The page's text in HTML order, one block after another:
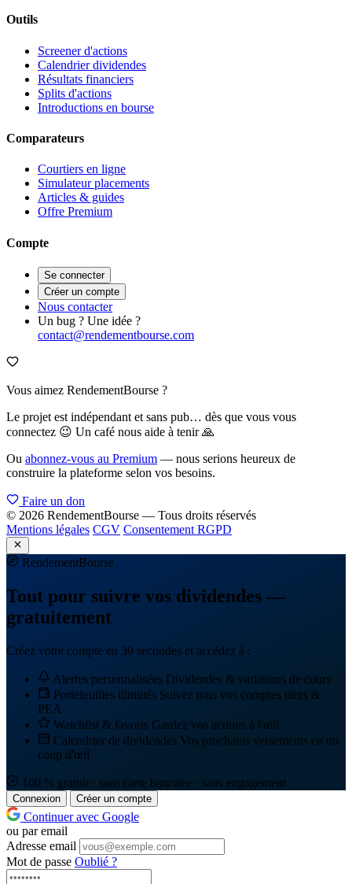
Outils
Screener d'actions
Calendrier dividendes
Résultats financiers
Splits d'actions
Introductions en bourse
Comparateurs
Courtiers en ligne
Simulateur placements
Articles & guides
Offre Premium
Compte
Se connecter
Créer un compte
Nous contacter
Un bug ? Une idée ?
contact@rendementbourse.com
Vous aimez RendementBourse ?
Le projet est indépendant et sans pub… dès que vous vous
connectez 😉 Un café nous aide à tenir 🙏
Ou abonnez-vous au Premium — nous serions heureux de
construire la plateforme selon vos besoins.
Faire un don
© 2026 RendementBourse — Tous droits réservés
Mentions légales CGV Consentement RGPD
RendementBourse
Tout pour suivre vos dividendes —
gratuitement
Créez votre compte en 30 secondes et accédez à :
Alertes personnalisées Dividendes & variations de cours
Portefeuilles illimités Suivez tous vos comptes titres &
PEA
Watchlist & favoris Gardez vos actions à l'œil
Calendrier de dividendes Vos prochains versements en un
coup d'œil
100 % gratuit · sans carte bancaire · sans engagement
Connexion Créer un compte
Continuer avec Google
ou par email
Adresse email
Mot de passe Oublié ?